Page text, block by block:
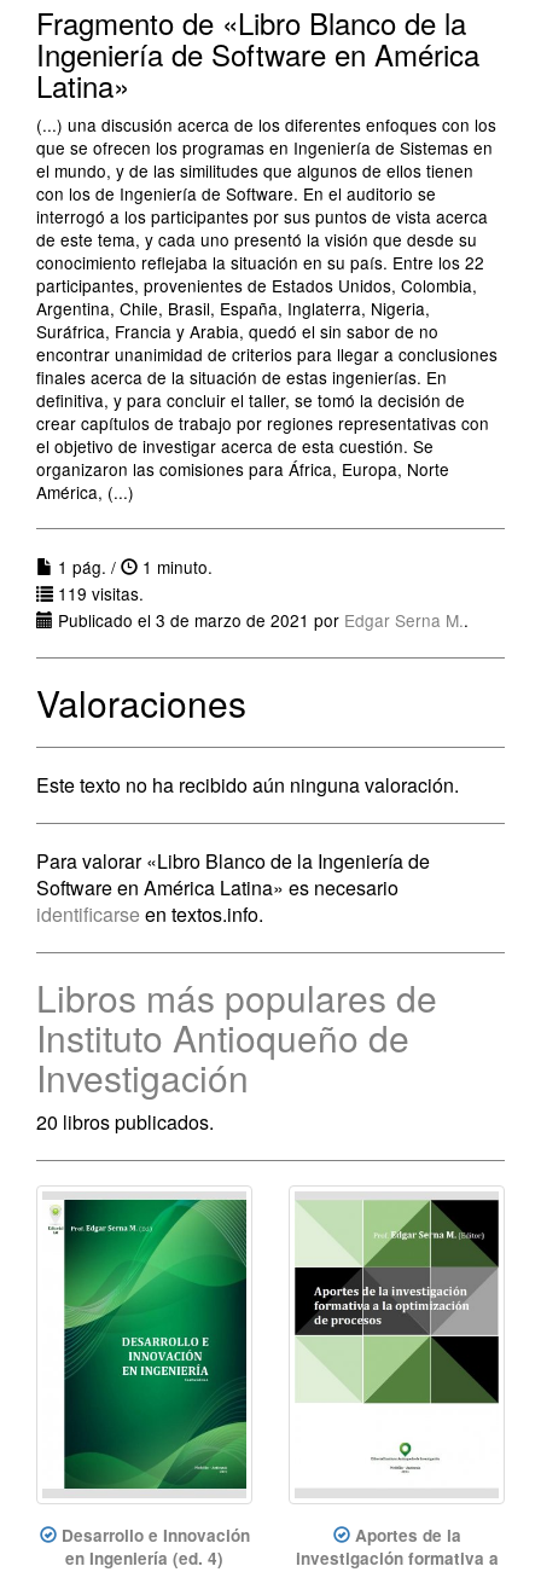
Fragmento de «Libro Blanco de la
Ingeniería de Software en América
Latina»
(...) una discusión acerca de los diferentes enfoques con los
que se ofrecen los programas en Ingeniería de Sistemas en
el mundo, y de las similitudes que algunos de ellos tienen
con los de Ingeniería de Software. En el auditorio se
interrogó a los participantes por sus puntos de vista acerca
de este tema, y cada uno presentó la visión que desde su
conocimiento reflejaba la situación en su país. Entre los 22
participantes, provenientes de Estados Unidos, Colombia,
Argentina, Chile, Brasil, España, Inglaterra, Nigeria,
Suráfrica, Francia y Arabia, quedó el sin sabor de no
encontrar unanimidad de criterios para llegar a conclusiones
finales acerca de la situación de estas ingenierías. En
definitiva, y para concluir el taller, se tomó la decisión de
crear capítulos de trabajo por regiones representativas con
el objetivo de investigar acerca de esta cuestión. Se
organizaron las comisiones para África, Europa, Norte
América, (...)
1 pág. /
1 minuto.
119 visitas.
Publicado el 3 de marzo de 2021 por Edgar Serna M..
Valoraciones
Este texto no ha recibido aún ninguna valoración.
Para valorar «Libro Blanco de la Ingeniería de
Software en América Latina» es necesario
identificarse en textos.info.
Libros más populares de
Instituto Antioqueño de
Investigación
20 libros publicados.
Desarrollo e Innovación
en Ingeniería (ed. 4)
Aportes de la
investigación formativa a